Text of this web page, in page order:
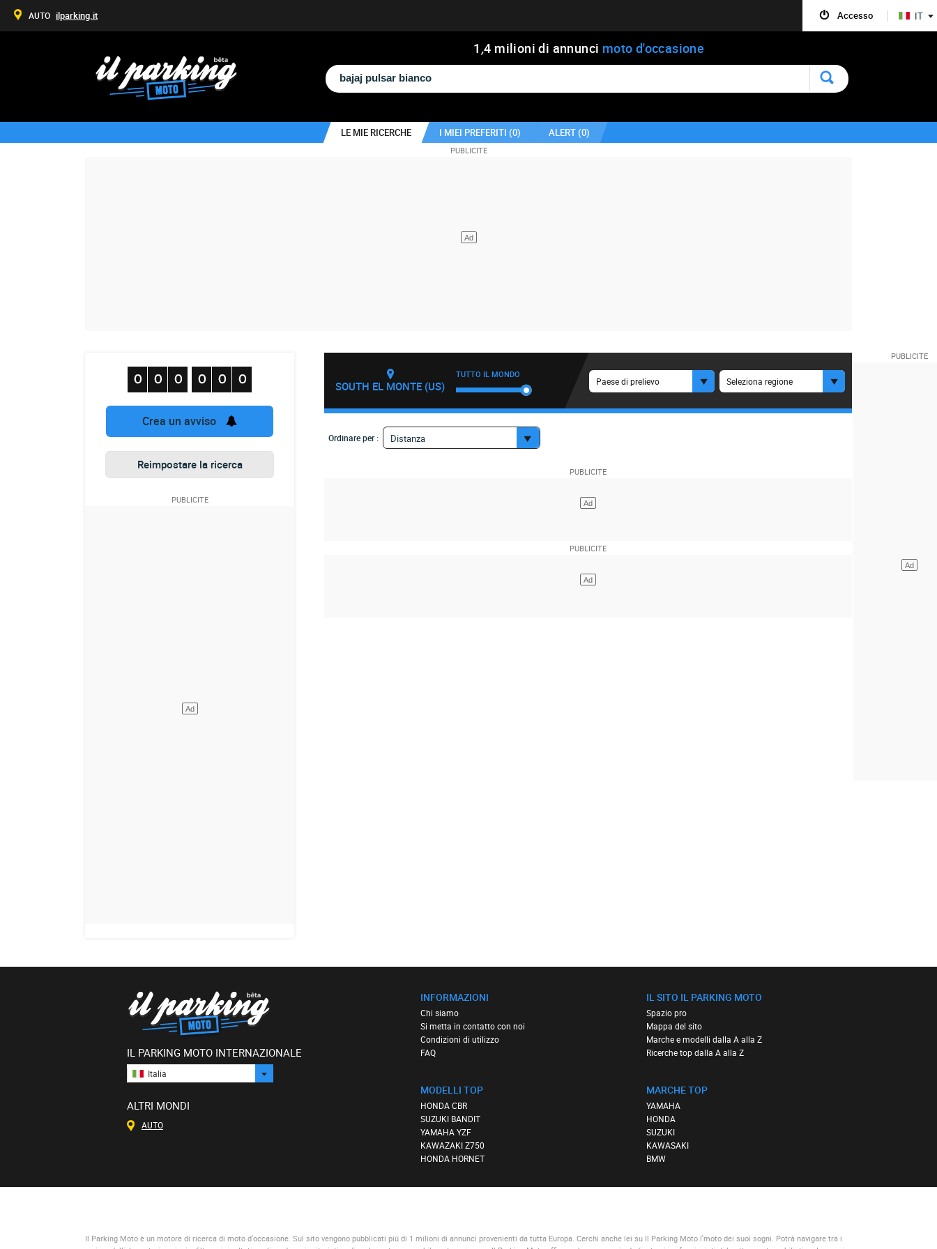
1 ,4 milioni di annunci moto d'occasione
LE MIE RICERCHE I MIEI PREFERITI (0) ALERT (0)
Crea un avviso
Reimpostare la ricerca
SOUTH EL MONTE (US)
TUTTO IL MONDO
Paese di prelievo Seleziona regione
Ordinare per : Distanza
IL PARKING MOTO INTERNAZIONALE
Italia
ALTRI MONDI
AUTO
INFORMAZIONI
Chi siamo
Si metta in contatto con noi
Condizioni di utilizzo
FAQ
MODELLI TOP
HONDA CBR
SUZUKI BANDIT
YAMAHA YZF
KAWAZAKI Z750
HONDA HORNET
IL SITO IL PARKING MOTO
Spazio pro
Mappa del sito
Marche e modelli dalla A alla Z
Ricerche top dalla A alla Z
MARCHE TOP
YAMAHA
HONDA
SUZUKI
KAWASAKI
BMW
Accesso
AUTO ilparking.it IT
Il Parking Moto è un motore di ricerca di moto d'occasione. Sul sito vengono pubblicati più di 1 milioni di annunci provenienti da tutta Europa. Cerchi anche lei su Il Parking Moto l'moto dei suoi sogni. Potrà navigare tra i